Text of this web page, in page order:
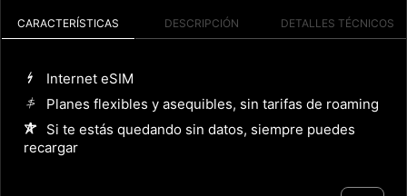
CARACTERÍSTICAS DESCRIPCIÓN DETALLES TÉCNICOS
Internet eSIM
Planes flexibles y asequibles, sin tarifas de roaming
Si te estás quedando sin datos, siempre puedes
recargar